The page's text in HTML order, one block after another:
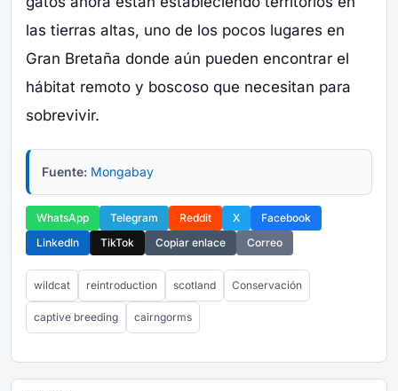
las tierras altas, uno de los pocos lugares en
Gran Bretaña donde aún pueden encontrar el
hábitat remoto y boscoso que necesitan para
sobrevivir.
Fuente: Mongabay
WhatsApp Telegram Reddit X
Facebook
LinkedIn
TikTok Copiar enlace Correo
wildcat reintroduction scotland Conservación
captive breeding cairngorms